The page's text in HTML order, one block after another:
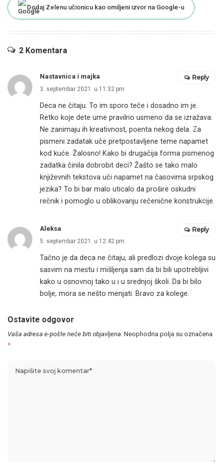
Dodaj Zelenu učionicu kao omiljeni izvor na Google-u
2 Komentara
Nastavnica i majka
3. septembar 2021. u 11:32 pm
Deca ne čitaju. To im sporo teče i dosadno im je.
Retko koje dete ume pravilno usmeno da se izražava.
Ne zanimaju ih kreativnost, poenta nekog dela. Za
pismeni zadatak uče pretpostavljene teme napamet
kod kuće. Žalosno! Kako bi drugačija forma pismenog
zadatka činila dobrobit deci? Žašto se tako malo
književnih tekstova uči napamet na časovima srpskog
jezika? To bi bar malo uticalo da prošire oskudni
rečnik i pomoglo u oblikovanju rečenične konstrukcije.
Reply
Aleksa
5. septembar 2021. u 12:42 pm
Tačno je da deca ne čitaju, ali predlozi dvoje kolega su
sasvim na mestu i mišljenja sam da bi bili upotrebljivi
kako u osnovnoj tako u i u srednjoj školi. Da bi bilo
bolje, mora se nešto menjati. Bravo za kolege.
Reply
Ostavite odgovor
Vaša adresa e-pošte neće biti objavljena. Neophodna polja su označena
*